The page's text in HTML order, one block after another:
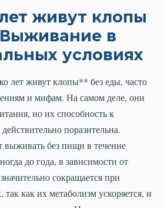
живут клопы
в
условиях
лет живут клопы** без еды, часто
и мифам. На самом деле, они
но их способность к
поразительна.
выживать без пищи в течение
до года, в зависимости от
сокращается при
как их метаболизм ускоряется, и